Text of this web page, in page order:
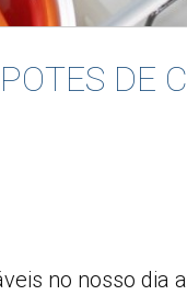
DE
no nosso dia